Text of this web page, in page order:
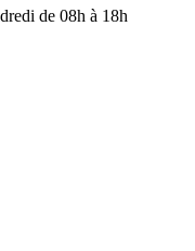
de 08h à 18h